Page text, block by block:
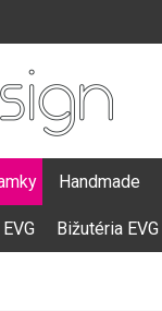
Handmade
Bižutéria EVG